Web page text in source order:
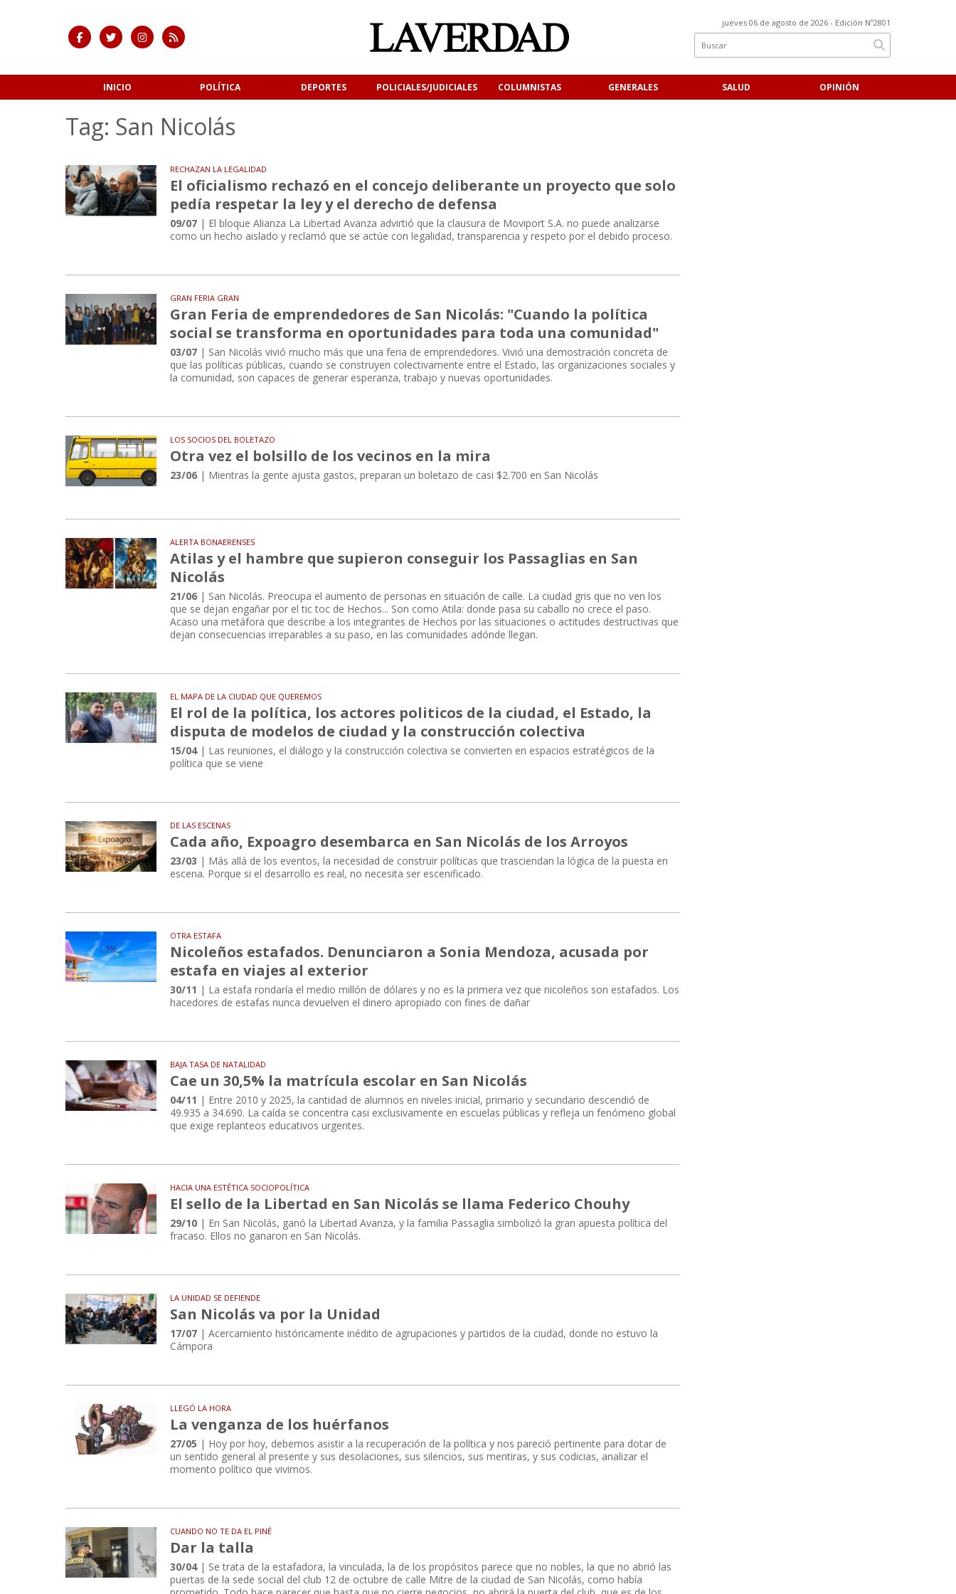
jueves 06 de agosto de 2026 - Edición Nº2801
INICIO POLÍTICA DEPORTES POLICIALES/JUDICIALES COLUMNISTAS GENERALES SALUD OPINIÓN
Tag: San Nicolás
RECHAZAN LA LEGALIDAD
El oficialismo rechazó en el concejo deliberante un proyecto que solo
pedía respetar la ley y el derecho de defensa
09/07 | El bloque Alianza La Libertad Avanza advirtió que la clausura de Moviport S.A. no puede analizarse
como un hecho aislado y reclamó que se actúe con legalidad, transparencia y respeto por el debido proceso.
GRAN FERIA GRAN
Gran Feria de emprendedores de San Nicolás: "Cuando la política
social se transforma en oportunidades para toda una comunidad"
03/07 | San Nicolás vivió mucho más que una feria de emprendedores. Vivió una demostración concreta de
que las políticas públicas, cuando se construyen colectivamente entre el Estado, las organizaciones sociales y
la comunidad, son capaces de generar esperanza, trabajo y nuevas oportunidades.
LOS SOCIOS DEL BOLETAZO
Otra vez el bolsillo de los vecinos en la mira
23/06 | Mientras la gente ajusta gastos, preparan un boletazo de casi $2.700 en San Nicolás
ALERTA BONAERENSES
Atilas y el hambre que supieron conseguir los Passaglias en San
Nicolás
21/06 | San Nicolás. Preocupa el aumento de personas en situación de calle. La ciudad gris que no ven los
que se dejan engañar por el tic toc de Hechos... Son como Atila: donde pasa su caballo no crece el paso.
Acaso una metáfora que describe a los integrantes de Hechos por las situaciones o actitudes destructivas que
dejan consecuencias irreparables a su paso, en las comunidades adónde llegan.
EL MAPA DE LA CIUDAD QUE QUEREMOS
El rol de la política, los actores politicos de la ciudad, el Estado, la
disputa de modelos de ciudad y la construcción colectiva
15/04| Las reuniones, el diálogo y la construcción colectiva se convierten en espacios estratégicos de la
política que se viene
DE LAS ESCENAS
Cada año, Expoagro desembarca en San Nicolás de los Arroyos
23/03 | Más allá de los eventos, la necesidad de construir políticas que trasciendan la lógica de la puesta en
escena. Porque si el desarrollo es real, no necesita ser escenificado.
OTRA ESTAFA
Nicoleños estafados. Denunciaron a Sonia Mendoza, acusada por
estafa en viajes al exterior
30/11 | La estafa rondaría el medio millón de dólares y no es la primera vez que nicoleños son estafados. Los
hacedores de estafas nunca devuelven el dinero apropiado con fines de dañar
BAJA TASA DE NATALIDAD
Cae un 30,5% la matrícula escolar en San Nicolás
04/11 | Entre 2010 y 2025, la cantidad de alumnos en niveles inicial, primario y secundario descendió de
49.935 a 34.690. La caída se concentra casi exclusivamente en escuelas públicas y refleja un fenómeno global
que exige replanteos educativos urgentes.
HACIA UNA ESTÉTICA SOCIOPOLÍTICA
El sello de la Libertad en San Nicolás se llama Federico Chouhy
29/10 | En San Nicolás, ganó la Libertad Avanza, y la familia Passaglia simbolizó la gran apuesta política del
fracaso. Ellos no ganaron en San Nicolás.
LA UNIDAD SE DEFIENDE
San Nicolás va por la Unidad
17/07 | Acercamiento históricamente inédito de agrupaciones y partidos de la ciudad, donde no estuvo la
Cámpora
LLEGÓ LA HORA
La venganza de los huérfanos
27/05 | Hoy por hoy, debemos asistir a la recuperación de la política y nos pareció pertinente para dotar de
un sentido general al presente y sus desolaciones, sus silencios, sus mentiras, y sus codicias, analizar el
momento político que vivimos.
CUANDO NO TE DA EL PINÉ
Dar la talla
30/04| Se trata de la estafadora, la vinculada, la de los propósitos parece que no nobles, la que no abrió las
puertas de la sede social del club 12 de octubre de calle Mitre de la ciudad de San Nicolás, como había